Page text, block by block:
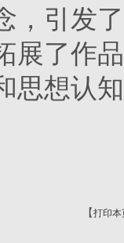
，引发
展了作
思想认
【 打印本